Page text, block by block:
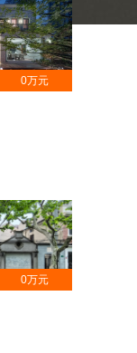
0万元
0万元